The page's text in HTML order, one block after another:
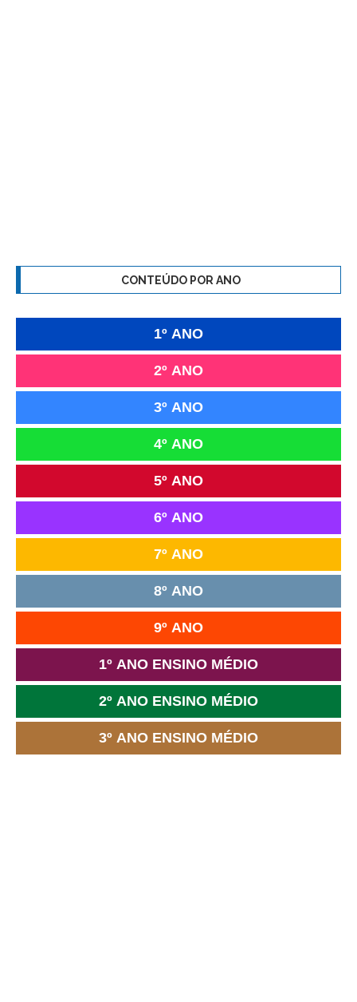
CONTEÚDO POR ANO
1º ANO
2º ANO
3º ANO
4º ANO
5º ANO
6º ANO
7º ANO
8º ANO
9º ANO
1º ANO ENSINO MÉDIO
2º ANO ENSINO MÉDIO
3º ANO ENSINO MÉDIO